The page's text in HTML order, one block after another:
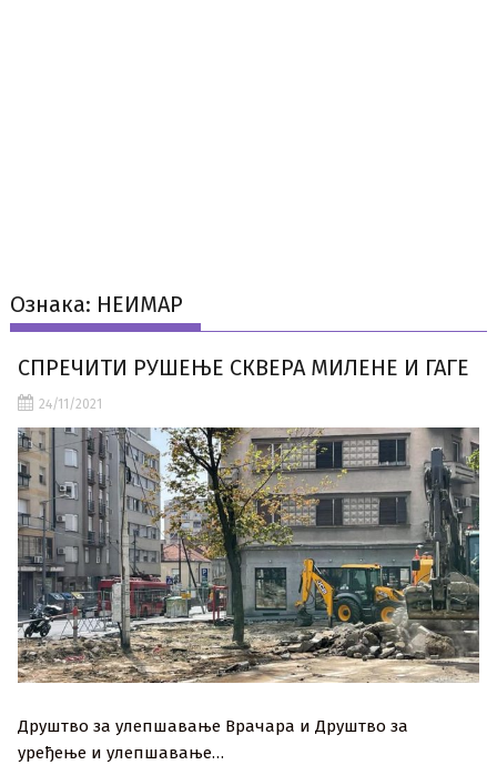
Ознака: НЕИМАР
СПРЕЧИТИ РУШЕЊЕ СКВЕРА МИЛЕНЕ И ГАГЕ
24/11/2021
Друштво за улепшавање Врачара и Друштво за
уређење и улепшавање…